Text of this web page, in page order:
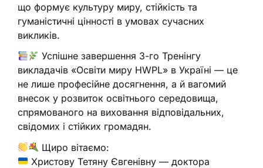
що формує культуру миру, стійкість та
гуманістичні цінності в умовах сучасних
викликів.
Успішне завершення 3-го Тренінгу
викладачів «Освіти миру HWPL» в Україні — це
не лише професійне досягнення, а й вагомий
внесок у розвиток освітнього середовища,
спрямованого на виховання відповідальних,
свідомих і стійких громадян.
Щиро вітаємо:
Христову Тетяну Євгенівну — доктора